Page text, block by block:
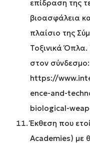
επίδραση της
βιοασφάλεια
πλαίσιο της
Τοξινικά Όπλα.
στον σύνδεσμο:
https://
ence-and-
biological-
Έκθεση που
Academies) με